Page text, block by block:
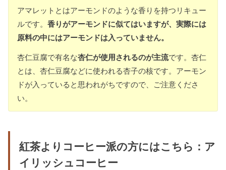
アマレットとはアーモンドのような香りを持つリキュー
ルです。香りがアーモンドに似てはいますが、実際には
原料の中にはアーモンドは入っていません。
杏仁豆腐で有名な杏仁が使用されるのが主流です。杏仁
とは、杏仁豆腐などに使われる杏子の核です。アーモン
ドが入っていると思われがちですので、ご注意くださ
い。
紅茶よりコーヒー派の方にはこちら：ア
イリッシュコーヒー